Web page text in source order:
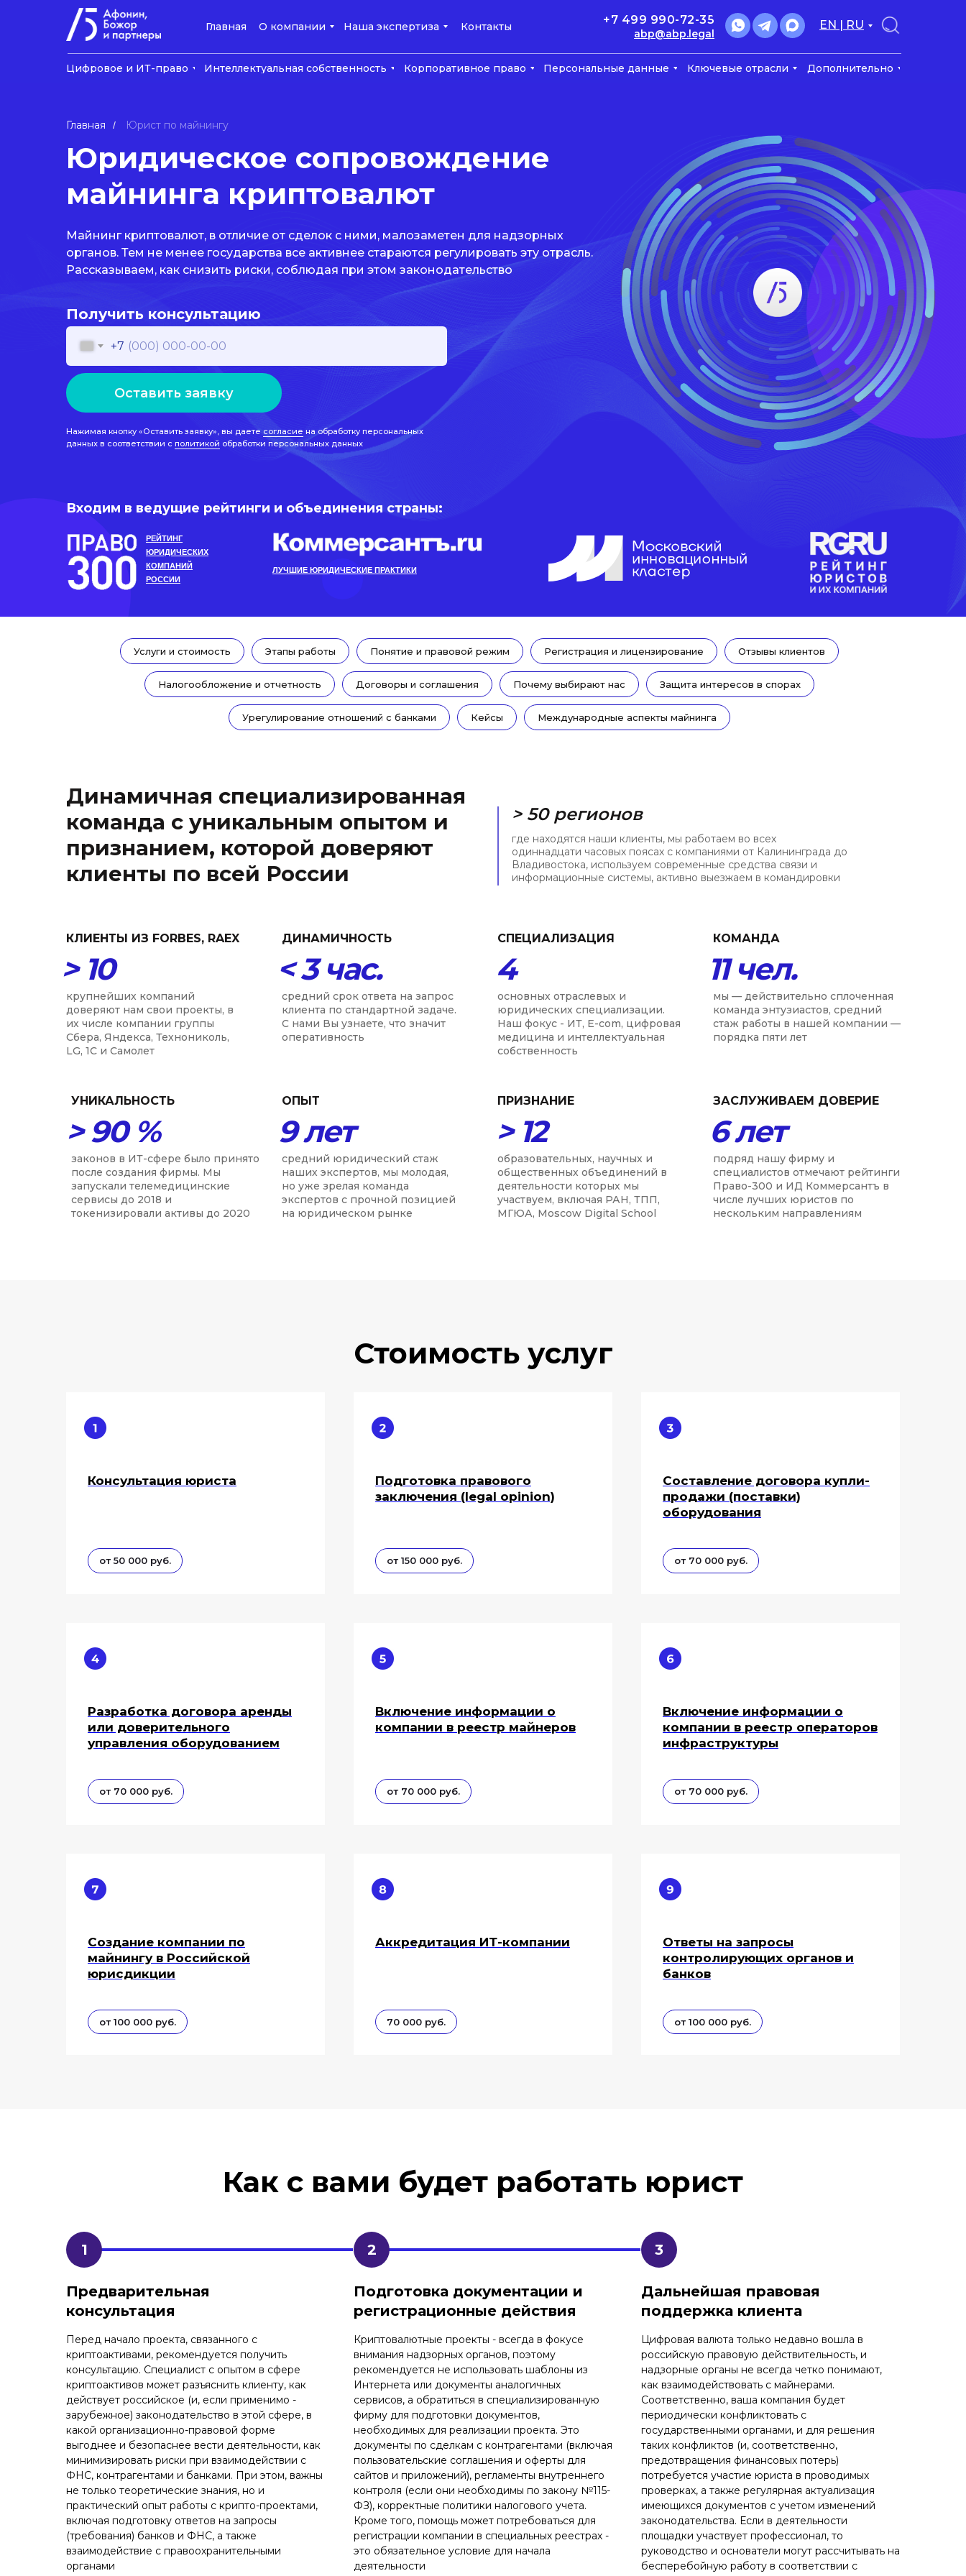
Главная О компании Наша экспертиза Контакты
Цифровое и ИТ-право Интеллектуальная собственность Корпоративное право Персональные данные Ключевые отрасли Дополнительно
abp@abp.legal
+7 499 990-72-35 EN | RU
Главная / Юрист по майнингу
Юридическое сопровождение
майнинга криптовалют
Майнинг криптовалют, в отличие от сделок с ними, малозаметен для надзорных
органов. Тем не менее государства все активнее стараются регулировать эту отрасль.
Рассказываем, как снизить риски, соблюдая при этом законодательство
Получить консультацию
+7
Оставить заявку
Нажимая кнопку «Оставить заявку», вы даетесогласие на обработку персональных
данных в соответствии с политикой обработки персональных данных
Входим в ведущие рейтинги и объединения страны:
РЕЙТИНГ
ЮРИДИЧЕСКИХ
КОМПАНИЙ
РОССИИ
ЛУЧШИЕ ЮРИДИЧЕСКИЕ ПРАКТИКИ
Услуги и стоимость Этапы работы Понятие и правовой режим Регистрация и лицензирование Отзывы клиентов
Налогообложение и отчетность Договоры и соглашения Почему выбирают нас Защита интересов в спорах
Урегулирование отношений с банками Кейсы Международные аспекты майнинга
Динамичная специализированная
команда с уникальным опытом и
признанием, которой доверяют
клиенты по всей России
> 50 регионов
где находятся наши клиенты, мы работаем во всех
одиннадцати часовых поясах с компаниями от Калининграда до
Владивостока, используем современные средства связи и
информационные системы, активно выезжаем в командировки
ДИНАМИЧНОСТЬ
< 3 час.
средний срок ответа на запрос
клиента по стандартной задаче.
С нами Вы узнаете, что значит
оперативность
СПЕЦИАЛИЗАЦИЯ
4
основных отраслевых и
юридических специализации.
Наш фокус - ИТ, E-com, цифровая
медицина и интеллектуальная
собственность
КОМАНДА
11 чел.
мы — действительно сплоченная
команда энтузиастов, средний
стаж работы в нашей компании —
порядка пяти лет
УНИКАЛЬНОСТЬ
> 90 %
законов в ИТ-сфере было принято
после создания фирмы. Мы
запускали телемедицинские
сервисы до 2018 и
токенизировали активы до 2020
ЗАСЛУЖИВАЕМ ДОВЕРИЕ
6 лет
подряд нашу фирму и
специалистов отмечают рейтинги
Право-300 и ИД Коммерсантъ в
числе лучших юристов по
нескольким направлениям
ПРИЗНАНИЕ
> 12
образовательных, научных и
общественных объединений в
деятельности которых мы
участвуем, включая РАН, ТПП,
МГЮА, Moscow Digital School
ОПЫТ
9 лет
средний юридический стаж
наших экспертов, мы молодая,
но уже зрелая команда
экспертов с прочной позицией
на юридическом рынке
КЛИЕНТЫ ИЗ FORBES, RAEX
> 10
крупнейших компаний
доверяют нам свои проекты, в
их числе компании группы
Сбера, Яндекса, Технониколь,
LG, 1С и Самолет
Стоимость услуг
Консультация юриста
от 50 000 руб.
Подготовка правового
заключения (legal opinion)
от 150 000 руб.
Составление договора купли-
продажи (поставки)
оборудования
от 70 000 руб.
Разработка договора аренды
или доверительного
управления оборудованием
от 70 000 руб.
Включение информации о
компании в реестр майнеров
от 70 000 руб.
Включение информации о
компании в реестр операторов
инфраструктуры
от 70 000 руб.
Создание компании по
майнингу в Российской
юрисдикции
от 100 000 руб.
Аккредитация ИТ-компании
70 000 руб.
Ответы на запросы
контролирующих органов и
банков
от 100 000 руб.
Как с вами будет работать юрист
Предварительная
консультация
Перед начало проекта, связанного с
криптоактивами, рекомендуется получить
консультацию. Специалист с опытом в сфере
криптоактивов может разъяснить клиенту, как
действует российское (и, если применимо -
зарубежное) законодательство в этой сфере, в
какой организационно-правовой форме
выгоднее и безопаснее вести деятельности, как
минимизировать риски при взаимодействии с
ФНС, контрагентами и банками. При этом, важны
не только теоретические знания, но и
практический опыт работы с крипто-проектами,
включая подготовку ответов на запросы
(требования) банков и ФНС, а также
взаимодействие с правоохранительными
органами
Подготовка документации и
регистрационные действия
Криптовалютные проекты - всегда в фокусе
внимания надзорных органов, поэтому
рекомендуется не использовать шаблоны из
Интернета или документы аналогичных
сервисов, а обратиться в специализированную
фирму для подготовки документов,
необходимых для реализации проекта. Это
документы по сделкам с контрагентами (включая
пользовательские соглашения и оферты для
сайтов и приложений), регламенты внутреннего
контроля (если они необходимы по закону №115-
ФЗ), корректные политики налогового учета.
Кроме того, помощь может потребоваться для
регистрации компании в специальных реестрах -
это обязательное условие для начала
деятельности
Дальнейшая правовая
поддержка клиента
Цифровая валюта только недавно вошла в
российскую правовую действительность, и
надзорные органы не всегда четко понимают,
как взаимодействовать с майнерами.
Соответственно, ваша компания будет
периодически конфликтовать с
государственными органами, и для решения
таких конфликтов (и, соответственно,
предотвращения финансовых потерь)
потребуется участие юриста в проводимых
проверках, а также регулярная актуализация
имеющихся документов с учетом изменений
законодательства. Если в деятельности
площадки участвует профессионал, то
руководство и основатели могут рассчитывать на
бесперебойную работу в соответствии с